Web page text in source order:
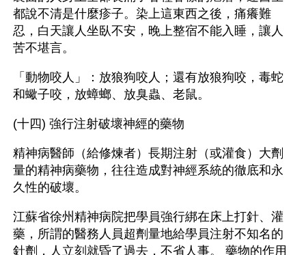
都說不清是什麼疹子。染上這東西之後，痛癢難
忍，白天讓人坐臥不安，晚上整宿不能入睡，讓人
苦不堪言。
「動物咬人」：放狼狗咬人；還有放狼狗咬，毒蛇
和蠍子咬，放蟑螂、放臭蟲、老鼠。
(十四) 強行注射破壞神經的藥物
精神病醫師（給修煉者）長期注射（或灌食）大劑
量的精神病藥物，往往造成對神經系統的徹底和永
久性的破壞。
江蘇省徐州精神病院把學員強行綁在床上打針、灌
藥，所謂的醫務人員超劑量地給學員注射不知名的
針劑，人立刻就昏了過去，不省人事。 藥物的作用